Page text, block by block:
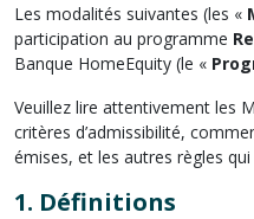
Les modalités suivantes (les «
participation au programme
Banque HomeEquity (le «
Veuillez lire attentivement les
critères d’admissibilité,
émises, et les autres règles
1. Définitions